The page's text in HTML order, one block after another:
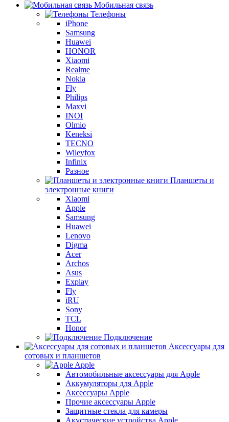
Мобильная связь
Телефоны
iPhone
Samsung
Huawei
HONOR
Xiaomi
Realme
Nokia
Fly
Philips
Maxvi
INOI
Olmio
Keneksi
TECNO
Wileyfox
Infinix
Разное
Планшеты и
электронные книги
Xiaomi
Apple
Samsung
Huawei
Lenovo
Digma
Acer
Archos
Asus
Explay
Fly
iRU
Sony
TCL
Honor
Подключение
Аксессуары для
сотовых и планшетов
Apple
Автомобильные аксессуары для Apple
Аккумуляторы для Apple
Аксессуары Apple
Прочие аксессуары Apple
Защитные стекла для камеры
Акустические устройства Apple